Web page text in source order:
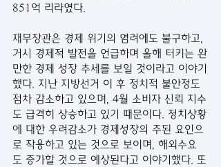
851억 리라였다.
재무장관은 경제 위기의 염려에도 불구하고,
거시 경제적 발전을 언급하며 올해 터키는 완
만한 경제 성장 추세를 보일 것이라고 이야기
했다. 지난 지방선거 이 후 정치적 불안정도
점차 감소하고 있으며, 4월 소비자 신뢰 지수
도 급격히 상승하고 있기 때문이다. 정치상황
에 대한 우려감소가 경제성장의 주된 요인으
로 작용하고 있는 것으로 보이며, 해외수요
도 증가할 것으로 예상된다고 이야기했다. 또